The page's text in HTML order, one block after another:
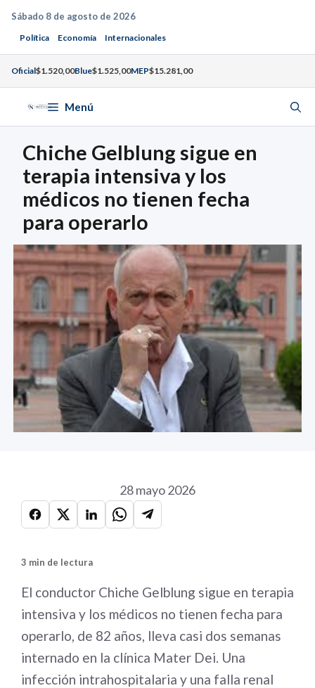
Saltar
contenido
Sábado 8 de agosto de 2026
Política Economía Internacionales
Oficial$1.520,00Blue$1.525,00MEP$15.281,00
Menú
Chiche Gelblung sigue en
terapia intensiva y los
médicos no tienen fecha
para operarlo
28 mayo 2026
3 min de lectura
El conductor Chiche Gelblung sigue en terapia
intensiva y los médicos no tienen fecha para
operarlo, de 82 años, lleva casi dos semanas
internado en la clínica Mater Dei. Una
infección intrahospitalaria y una falla renal